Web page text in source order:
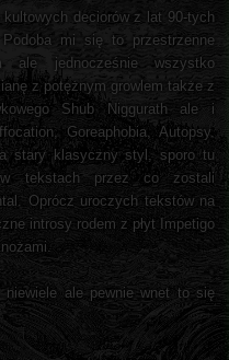
deciorów z lat 90-tych
mi się to przestrzenne
ale jednocześnie wszystko
z potężnym growlem także z
Shub Niggurath ale i
Goreaphobia, Autopsy.
stary klasyczny styl, sporo tu
w tekstach przez co zostali
Oprócz uroczych tekstów na
introsy rodem z płyt Impetigo
ale pewnie wnet to się